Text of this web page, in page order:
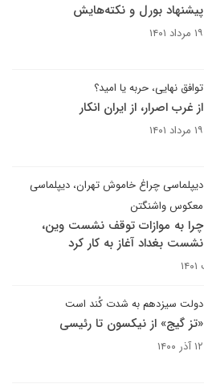
پیشنهاد بورل و نکته‌هایش
۱۹ مرداد ۱۴۰۱
توافق نهایی، حربه یا امید؟‍
از غرب اصرار، از ایران انکار
۱۹ مرداد ۱۴۰۱
دیپلماسی چراغ خاموش تهران، دیپلماسی
معکوس واشنگتن
چرا به موازات توقف نشست وین،
نشست بغداد آغاز به کار کرد
دولت سیزدهم به شدت کُند است
«تز گیج» از نیکسون تا رئیسی
۱۲ آذر ۱۴۰۰